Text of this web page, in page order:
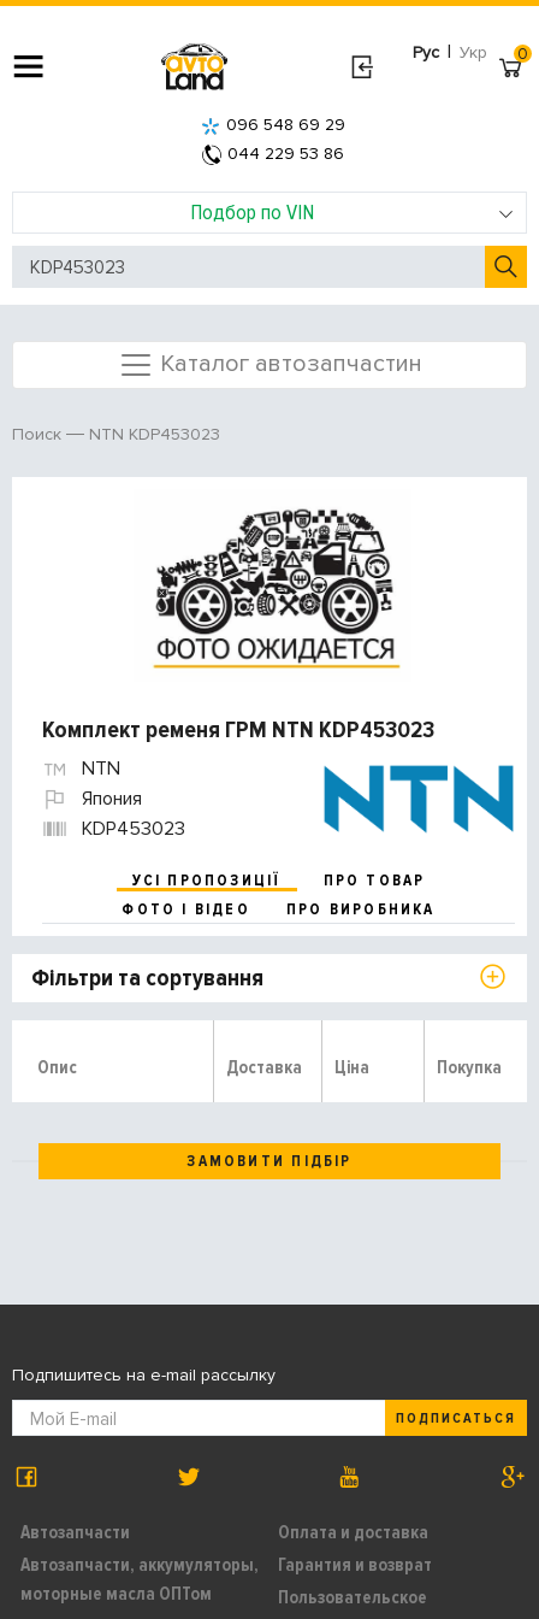
Рус | Укр
Подбор по VIN
096 548 69 29
044 229 53 86
0
Каталог автозапчастин
Поиск NTN KDP453023
Комплект ременя ГРМ NTN KDP453023
NTN
Япония
KDP453023
УСІ ПРОПОЗИЦІЇ
ПРО ТОВАР
ФОТО І ВІДЕО
ПРО ВИРОБНИКА
Фільтри та сортування
Опис Доставка Ціна Покупка
ЗАМОВИТИ ПІДБІР
Автозапчасти
Автозапчасти, аккумуляторы,
моторные масла ОПТом
Оплата и доставка
Гарантия и возврат
Пользовательское
Подпишитесь на e-mail рассылку
ПОДПИСАТЬСЯ